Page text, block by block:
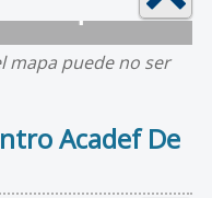
mapa puede no ser
Acadef De